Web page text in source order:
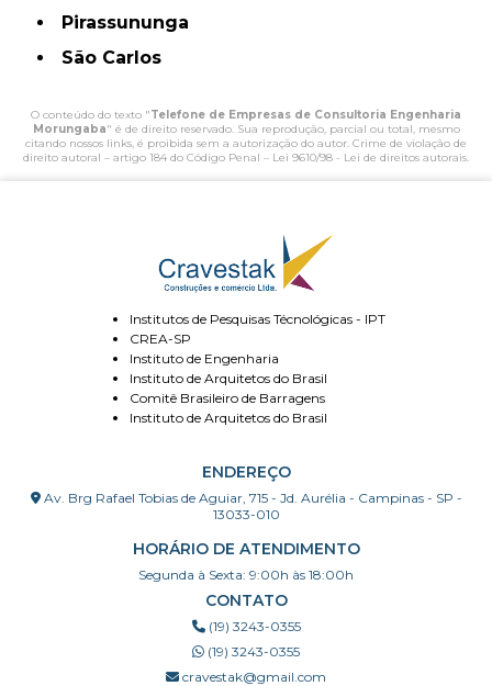
Pirassununga
São Carlos
O conteúdo do texto "Telefone de Empresas de Consultoria Engenharia
Morungaba" é de direito reservado. Sua reprodução, parcial ou total, mesmo
citando nossos links, é proibida sem a autorização do autor. Crime de violação de
direito autoral – artigo 184 do Código Penal – Lei 9610/98 - Lei de direitos autorais.
Institutos de Pesquisas Técnológicas - IPT
CREA-SP
Instituto de Engenharia
Instituto de Arquitetos do Brasil
Comitê Brasileiro de Barragens
Instituto de Arquitetos do Brasil
ENDEREÇO
Av. Brg Rafael Tobias de Aguiar, 715 - Jd. Aurélia - Campinas - SP -
13033-010
HORÁRIO DE ATENDIMENTO
Segunda à Sexta: 9:00h às 18:00h
CONTATO
(19) 3243-0355
(19) 3243-0355
cravestak@gmail.com